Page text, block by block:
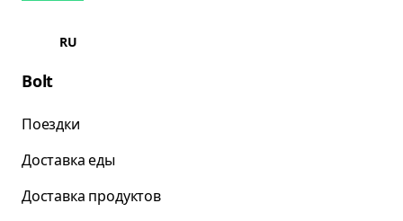
RU
Bolt
Поездки
Доставка еды
Доставка продуктов